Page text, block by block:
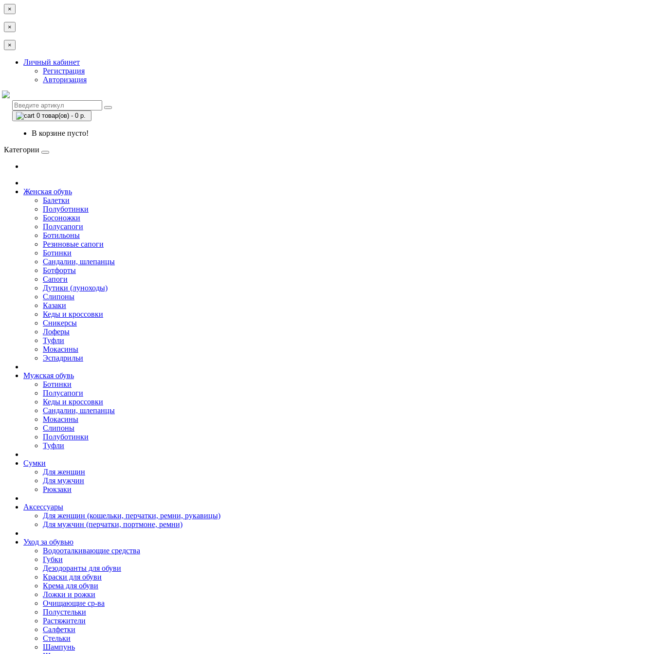
×
×
×
Личный кабинет
Регистрация
Авторизация
0 товар(ов) - 0 р.
В корзине пусто!
Категории
Женская обувь
Балетки
Полуботинки
Босоножки
Полусапоги
Ботильоны
Резиновые сапоги
Ботинки
Сандалии, шлепанцы
Ботфорты
Сапоги
Дутики (луноходы)
Слипоны
Казаки
Кеды и кроссовки
Сникерсы
Лоферы
Туфли
Мокасины
Эспадрильи
Мужская обувь
Ботинки
Полусапоги
Кеды и кроссовки
Сандалии, шлепанцы
Мокасины
Слипоны
Полуботинки
Туфли
Сумки
Для женщин
Для мужчин
Рюкзаки
Аксессуары
Для женщин (кошельки, перчатки, ремни, рукавицы)
Для мужчин (перчатки, портмоне, ремни)
Уход за обувью
Водооталкивающие средства
Губки
Дезодоранты для обуви
Краски для обуви
Крема для обуви
Ложки и рожки
Очищающие ср-ва
Полустельки
Растяжители
Салфетки
Стельки
Шампунь